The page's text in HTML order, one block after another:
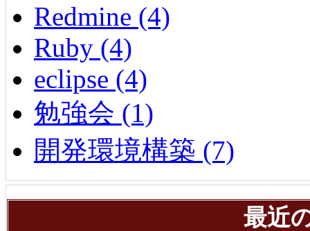
Redmine (4)
Ruby (4)
eclipse (4)
勉強会 (1)
開発環境構築 (7)
最近